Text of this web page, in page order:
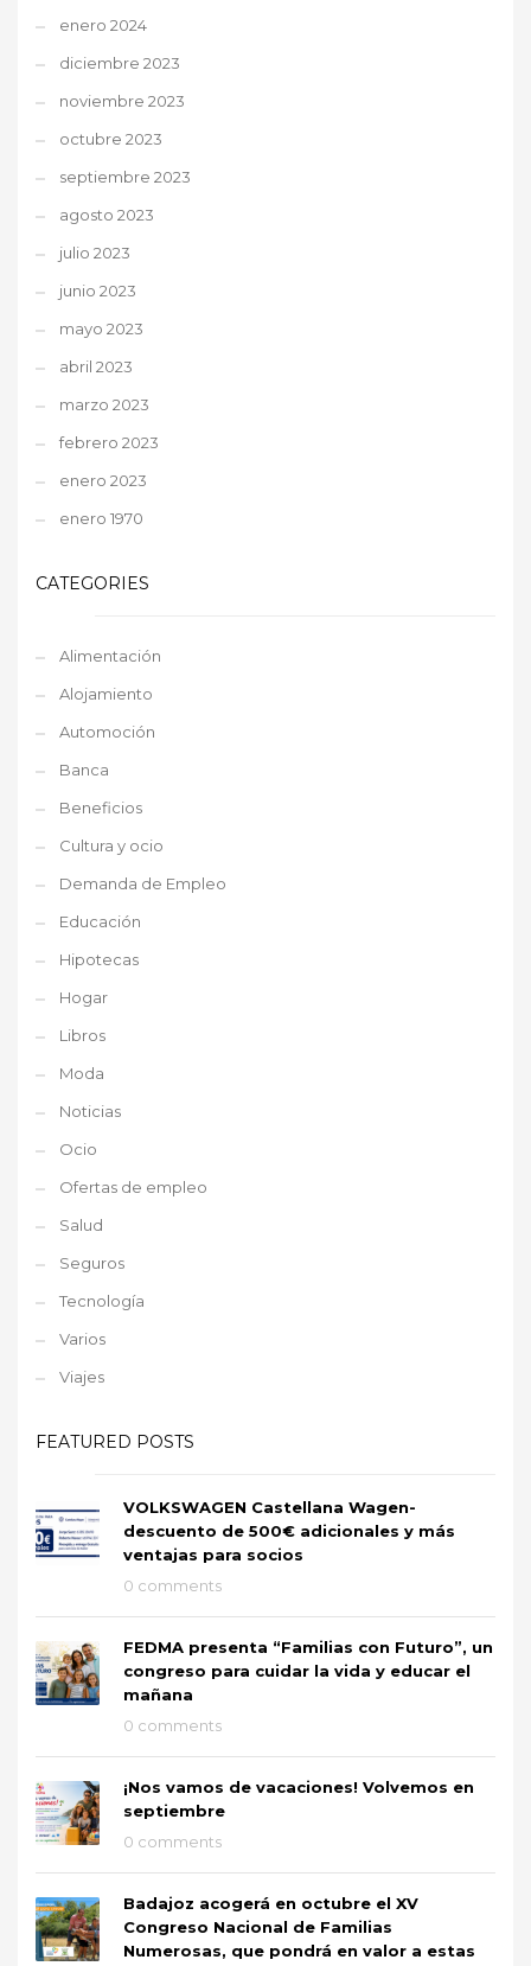
enero 2024
diciembre 2023
noviembre 2023
octubre 2023
septiembre 2023
agosto 2023
julio 2023
junio 2023
mayo 2023
abril 2023
marzo 2023
febrero 2023
enero 2023
enero 1970
CATEGORIES
Alimentación
Alojamiento
Automoción
Banca
Beneficios
Cultura y ocio
Demanda de Empleo
Educación
Hipotecas
Hogar
Libros
Moda
Noticias
Ocio
Ofertas de empleo
Salud
Seguros
Tecnología
Varios
Viajes
FEATURED POSTS
VOLKSWAGEN Castellana Wagen-
descuento de 500€ adicionales y más
ventajas para socios
0 comments
FEDMA presenta “Familias con Futuro”, un
congreso para cuidar la vida y educar el
mañana
0 comments
¡Nos vamos de vacaciones! Volvemos en
septiembre
0 comments
Badajoz acogerá en octubre el XV
Congreso Nacional de Familias
Numerosas, que pondrá en valor a estas